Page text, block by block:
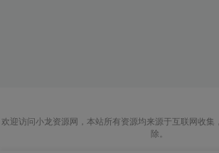
欢迎访问小龙资源网，本站所有资源均来源于互联网收集
除。